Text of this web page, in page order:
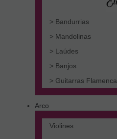
> Bandurrias
> Mandolinas
> Laúdes
> Banjos
> Guitarras
Arco
Violines